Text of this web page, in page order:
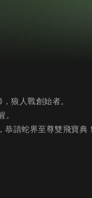
狼人戰創始者。
。
請蛇界至尊雙飛寶典！